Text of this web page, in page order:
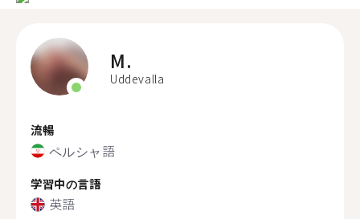
M.
Uddevalla
流暢
ペルシャ語
学習中の言語
英語